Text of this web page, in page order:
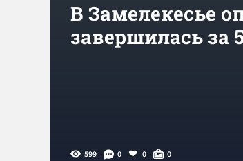
В Замелекесье
завершилась за
599 0 0 0